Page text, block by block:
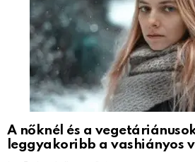
A nőknél és a
leggyakoribb a vashiányos